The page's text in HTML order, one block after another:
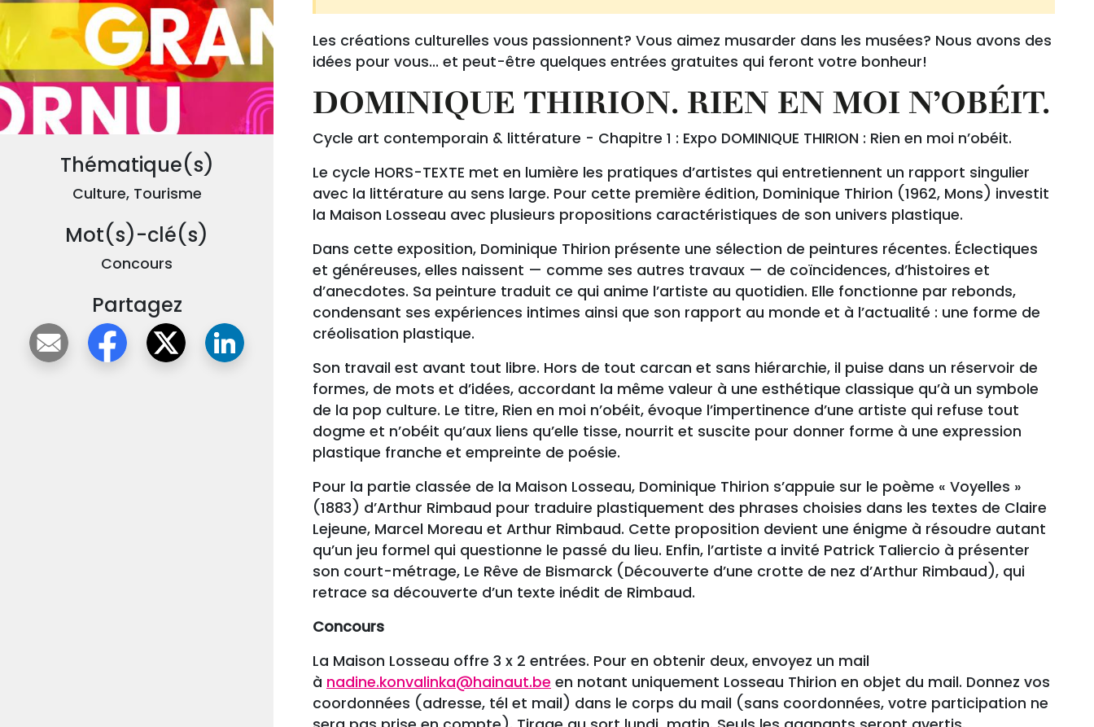
Thématique(s)
Culture, Tourisme
Mot(s)-clé(s)
Concours
Partagez
Les créations culturelles vous passionnent? Vous aimez musarder dans les musées? Nous avons des
idées pour vous... et peut-être quelques entrées gratuites qui feront votre bonheur!
DOMINIQUE THIRION. RIEN EN MOI N’OBÉIT.
Cycle art contemporain & littérature - Chapitre 1 : Expo DOMINIQUE THIRION : Rien en moi n’obéit.
Le cycle HORS-TEXTE met en lumière les pratiques d’artistes qui entretiennent un rapport singulier
avec la littérature au sens large. Pour cette première édition, Dominique Thirion (1962, Mons) investit
la Maison Losseau avec plusieurs propositions caractéristiques de son univers plastique.
Dans cette exposition, Dominique Thirion présente une sélection de peintures récentes. Éclectiques
et généreuses, elles naissent — comme ses autres travaux — de coïncidences, d’histoires et
d’anecdotes. Sa peinture traduit ce qui anime l’artiste au quotidien. Elle fonctionne par rebonds,
condensant ses expériences intimes ainsi que son rapport au monde et à l’actualité : une forme de
créolisation plastique.
Son travail est avant tout libre. Hors de tout carcan et sans hiérarchie, il puise dans un réservoir de
formes, de mots et d’idées, accordant la même valeur à une esthétique classique qu’à un symbole
de la pop culture. Le titre, Rien en moi n’obéit, évoque l’impertinence d’une artiste qui refuse tout
dogme et n’obéit qu’aux liens qu’elle tisse, nourrit et suscite pour donner forme à une expression
plastique franche et empreinte de poésie.
Pour la partie classée de la Maison Losseau, Dominique Thirion s’appuie sur le poème « Voyelles »
(1883) d’Arthur Rimbaud pour traduire plastiquement des phrases choisies dans les textes de Claire
Lejeune, Marcel Moreau et Arthur Rimbaud. Cette proposition devient une énigme à résoudre autant
qu’un jeu formel qui questionne le passé du lieu. Enfin, l’artiste a invité Patrick Taliercio à présenter
son court-métrage, Le Rêve de Bismarck (Découverte d’une crotte de nez d’Arthur Rimbaud), qui
retrace sa découverte d’un texte inédit de Rimbaud.
Concours
La Maison Losseau offre 3 x 2 entrées. Pour en obtenir deux, envoyez un mail
à nadine.konvalinka@hainaut.be en notant uniquement Losseau Thirion en objet du mail. Donnez vos
coordonnées (adresse, tél et mail) dans le corps du mail (sans coordonnées, votre participation ne